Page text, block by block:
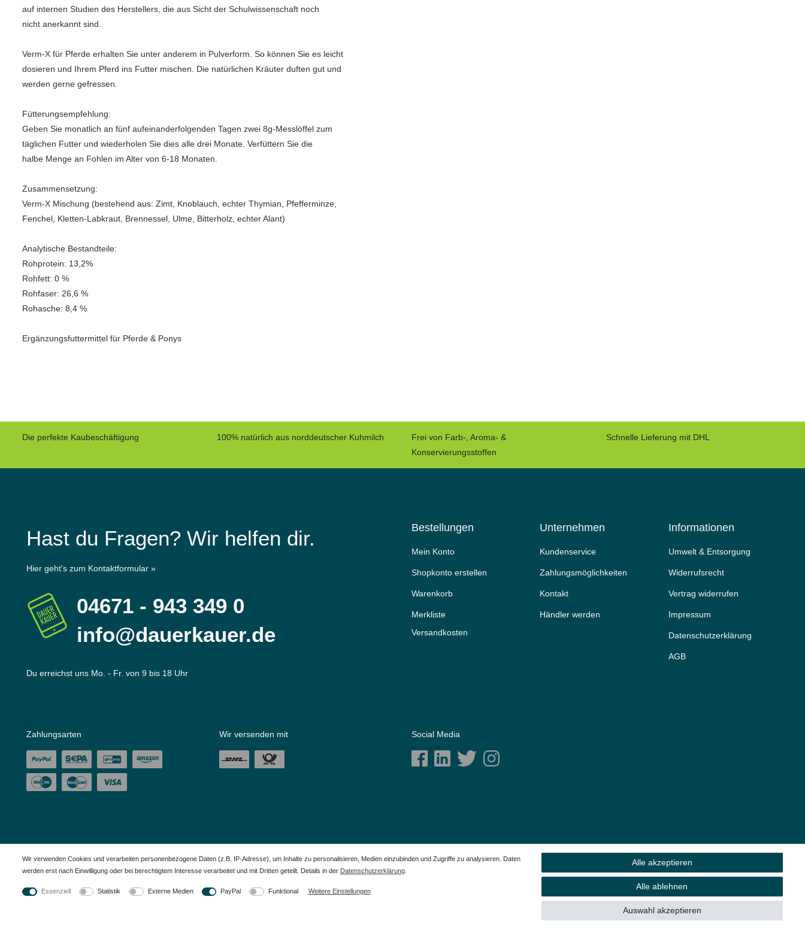
auf internen Studien des Herstellers, die aus Sicht der Schulwissenschaft noch
nicht anerkannt sind.
Verm-X für Pferde erhalten Sie unter anderem in Pulverform. So können Sie es leicht
dosieren und Ihrem Pferd ins Futter mischen. Die natürlichen Kräuter duften gut und
werden gerne gefressen.
Fütterungsempfehlung:
Geben Sie monatlich an fünf aufeinanderfolgenden Tagen zwei 8g-Messlöffel zum
täglichen Futter und wiederholen Sie dies alle drei Monate. Verfüttern Sie die
halbe Menge an Fohlen im Alter von 6-18 Monaten.
Zusammensetzung:
Verm-X Mischung (bestehend aus: Zimt, Knoblauch, echter Thymian, Pfefferminze,
Fenchel, Kletten-Labkraut, Brennessel, Ulme, Bitterholz, echter Alant)
Analytische Bestandteile:
Rohprotein: 13,2%
Rohfett: 0 %
Rohfaser: 26,6 %
Rohasche: 8,4 %
Ergänzungsfuttermittel für Pferde & Ponys
Die perfekte Kaubeschäftigung 100% natürlich aus norddeutscher Kuhmilch
Frei von Farb-, Aroma- &
Konservierungsstoffen
Schnelle Lieferung mit DHL
Hast du Fragen? Wir helfen dir.
Hier geht's zum Kontaktformular »
04671 - 943 349 0
info@dauerkauer.de
Du erreichst uns Mo. - Fr. von 9 bis 18 Uhr
Bestellungen
Mein Konto
Shopkonto erstellen
Warenkorb
Merkliste
Versandkosten
Unternehmen
Kundenservice
Zahlungsmöglichkeiten
Kontakt
Händler werden
Informationen
Umwelt & Entsorgung
Widerrufs­recht
Vertrag widerrufen
Impressum
Daten­schutz­erklärung
AGB
Zahlungsarten Wir versenden mit Social Media
Alle in den Webseiten erwähnten Geräte- und Zubehörbezeichnungen dienen lediglich der Anwendungshilfe. Alle genannten Markennamen sind eingetragene Warenzeichen Ihrer Eigentümer.
Wir verwenden Cookies und verarbeiten personenbezogene Daten (z.B. IP-Adresse), um Inhalte zu personalisieren, Medien einzubinden und Zugriffe zu analysieren. Daten
werden erst nach Einwilligung oder bei berechtigtem Interesse verarbeitet und mit Dritten geteilt. Details in der Daten­schutz­erklärung
Essenziell Statistik Externe Medien PayPal Funktional Weitere Einstellungen
Alle akzeptieren
Alle ablehnen
Auswahl akzeptieren